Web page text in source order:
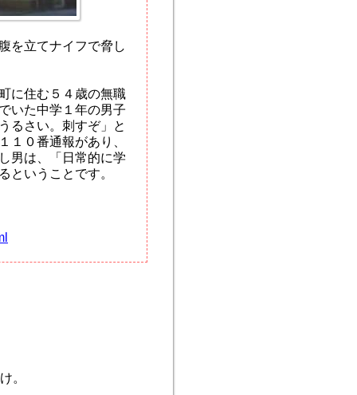
を立てナイフで脅し
に住む５４歳の無職
いた中学１年の男子
るさい。刺すぞ」と
１０番通報があり、
男は、「日常的に学
ということです。
。